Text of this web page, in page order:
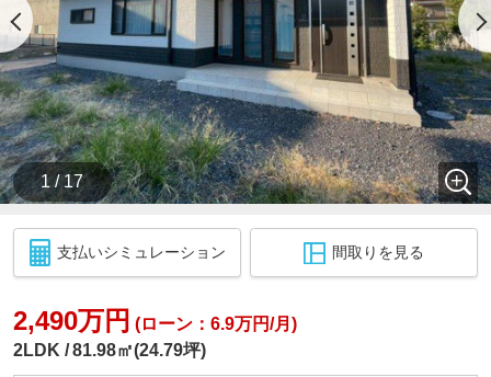
1 / 17
支払いシミュレーション 間取りを見る
2,490万円 (ローン：6.9万円/月)
2LDK
81.98㎡(24.79坪)